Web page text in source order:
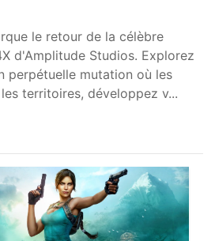
le retour de la célèbre
d'Amplitude Studios. Explorez
perpétuelle mutation où les
territoires, développez v...